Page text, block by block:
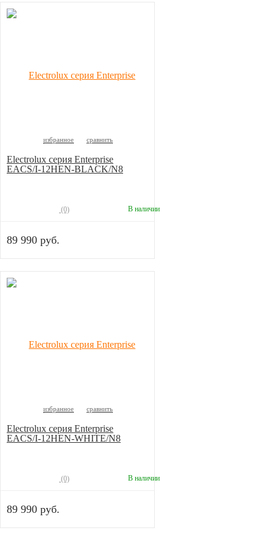
избранное сравнить
Electrolux серия Enterprise
EACS/I-12HEN-BLACK/N8
(0) В наличии
89 990 руб.
избранное сравнить
Electrolux серия Enterprise
EACS/I-12HEN-WHITE/N8
(0) В наличии
89 990 руб.